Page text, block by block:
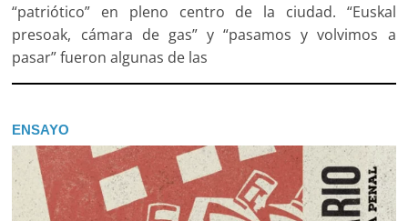
“patriótico” en pleno centro de la ciudad. “Euskal
presoak, cámara de gas” y “pasamos y volvimos a
pasar” fueron algunas de las
ENSAYO